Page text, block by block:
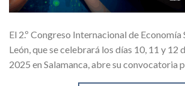
El 2.º Congreso Internacional de
León, que se celebrará los días 10, 11 y 12
2025 en Salamanca, abre su convocatoria